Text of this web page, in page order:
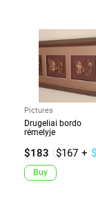
Pictures
Drugeliai bordo
rėmelyje
$183 ($167 +
Buy